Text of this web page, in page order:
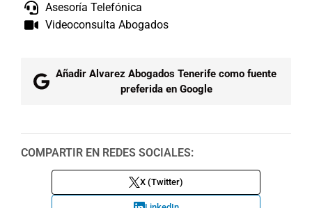
Asesoría Telefónica
Videoconsulta Abogados
Añadir Alvarez Abogados Tenerife como fuente
preferida en Google
COMPARTIR EN REDES SOCIALES:
X (Twitter)